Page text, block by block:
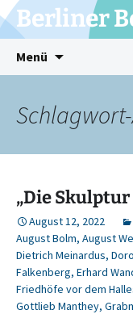
Zum
InhaltBerliner
Menü
„Die Skulptur
August 12, 2022
August Bolm, August
Dietrich Meinardus,
Falkenberg, Erhard
Friedhöfe vor dem
Gottlieb Manthey,